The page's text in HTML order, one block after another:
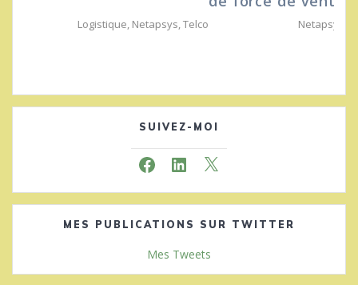
Sales force automation (SFA),Telco
FacebookLinkedIn
X